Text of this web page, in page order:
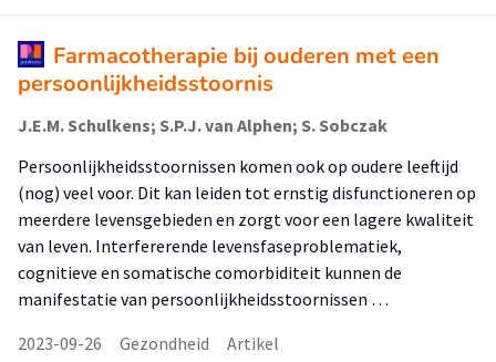
Farmacotherapie bij ouderen met een
persoonlijkheidsstoornis
J.E.M. Schulkens; S.P.J. van Alphen; S. Sobczak
Persoonlijkheidsstoornissen komen ook op oudere leeftijd
(nog) veel voor. Dit kan leiden tot ernstig disfunctioneren op
meerdere levensgebieden en zorgt voor een lagere kwaliteit
van leven. Interfererende levensfaseproblematiek,
cognitieve en somatische comorbiditeit kunnen de
manifestatie van persoonlijkheidsstoornissen …
2023-09-26
Gezondheid Artikel